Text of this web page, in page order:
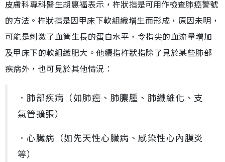
皮膚科專科醫生胡惠福表示，杵狀指是可用作檢查肺癌警號
的方法。 杵狀指是因甲床下軟組織增生而形成，原因未明，
可能是刺激了血管生長的蛋白水平，令指尖的血流量增加
及甲床下的軟組織肥大。他續指杵狀指除了見於某些肺部
疾病外，也可見於其他情況：
．肺部疾病（如肺癌、肺膿腫、肺纖維化、支
氣管擴張）
．心臟病（如先天性心臟病、感染性心內膜炎
等）